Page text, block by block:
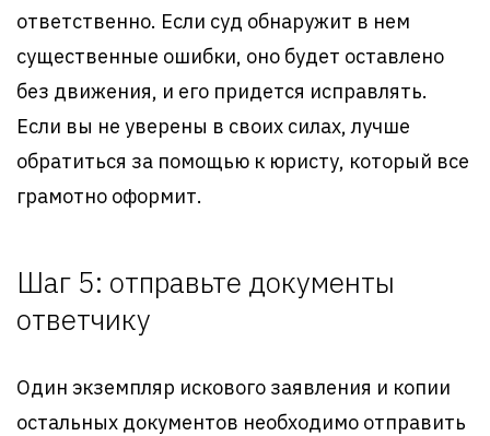
ответственно. Если суд обнаружит в нем
существенные ошибки, оно будет оставлено
без движения, и его придется исправлять.
Если вы не уверены в своих силах, лучше
обратиться за помощью к юристу, который все
грамотно оформит.
Шаг 5: отправьте документы
ответчику
Один экземпляр искового заявления и копии
остальных документов необходимо отправить